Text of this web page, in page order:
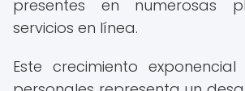
presentes en numerosas
servicios en línea.
Este crecimiento